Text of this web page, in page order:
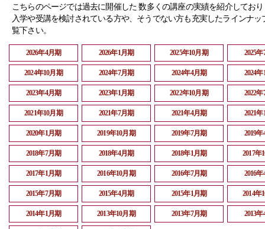
こちらのページでは過去に開催した 数多くの講座の実績を紹介してお
入学や受講を検討されている方や、そうでない方も充実したラインナッ
覧下さい。
2026年4月期 2026年1月期 2025年10月期 2025
2024年10月期 2024年7月期 2024年4月期 2024
2023年4月期 2023年1月期 2022年10月期 2022
2021年10月期 2021年7月期 2021年4月期 2021
2020年1月期 2019年10月期 2019年7月期 2019
2018年7月期 2018年4月期 2018年1月期 2017年
2017年1月期 2016年10月期 2016年7月期 2016
2015年7月期 2015年4月期 2015年1月期 2014年
2014年1月期 2013年10月期 2013年7月期 2013